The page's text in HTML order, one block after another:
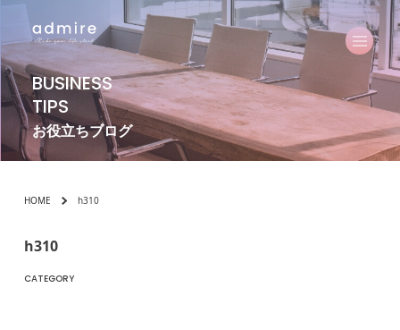
BUSINESS
TIPS
お役立ちブログ
HOME h310
h310
CATEGORY